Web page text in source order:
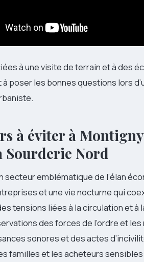
à une visite de terrain et à des
poser les bonnes questions lors
à éviter à
Sourderie Nord
secteur emblématique de l’élan
et une vie nocturne qui
tensions liées à la circulation et
des forces de l’ordre et
sonores et des actes
familles et les acheteurs